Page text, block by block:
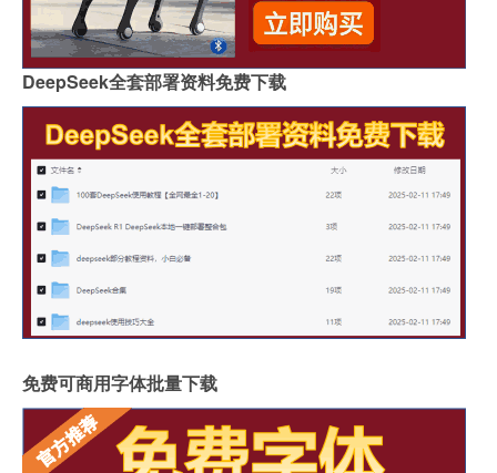
DeepSeek全套部署资料免费下载
免费可商用字体批量下载